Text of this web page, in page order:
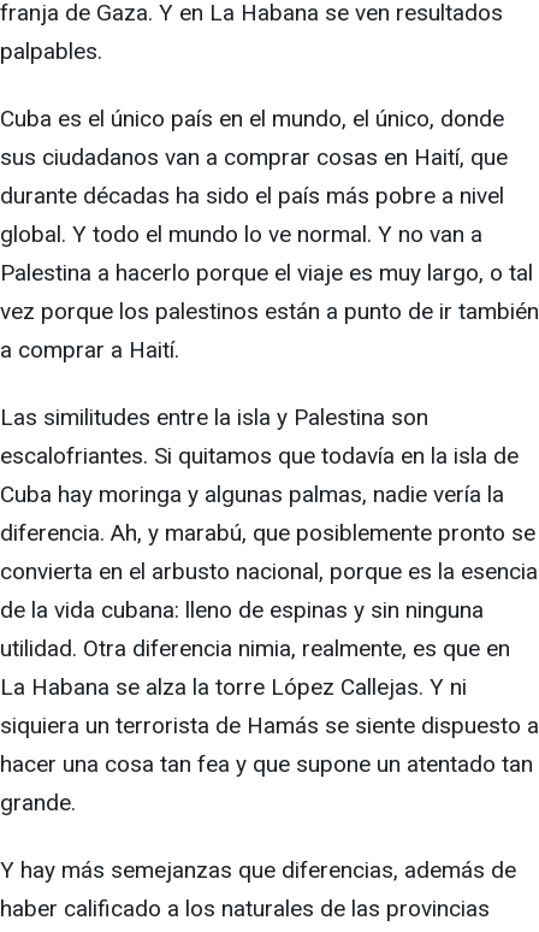
franja de Gaza. Y en La Habana se ven resultados
palpables.
Cuba es el único país en el mundo, el único, donde
sus ciudadanos van a comprar cosas en Haití, que
durante décadas ha sido el país más pobre a nivel
global. Y todo el mundo lo ve normal. Y no van a
Palestina a hacerlo porque el viaje es muy largo, o tal
vez porque los palestinos están a punto de ir también
a comprar a Haití.
Las similitudes entre la isla y Palestina son
escalofriantes. Si quitamos que todavía en la isla de
Cuba hay moringa y algunas palmas, nadie vería la
diferencia. Ah, y marabú, que posiblemente pronto se
convierta en el arbusto nacional, porque es la esencia
de la vida cubana: lleno de espinas y sin ninguna
utilidad. Otra diferencia nimia, realmente, es que en
La Habana se alza la torre López Callejas. Y ni
siquiera un terrorista de Hamás se siente dispuesto a
hacer una cosa tan fea y que supone un atentado tan
grande.
Y hay más semejanzas que diferencias, además de
haber calificado a los naturales de las provincias